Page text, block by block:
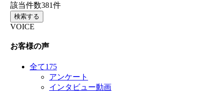
該当件数381件
検索する
VOICE
お客様の声
全て175
アンケート
インタビュー動画